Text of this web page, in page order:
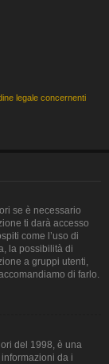
legale concernenti
se è necessario
ti darà accesso
come l’uso di
la possibilità di
a gruppi utenti,
di farlo.
del 1998, è una
da i